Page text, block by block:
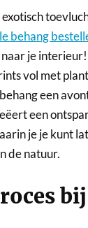
behang
je
vol met
een
een
je je kunt
de natuur.
bij